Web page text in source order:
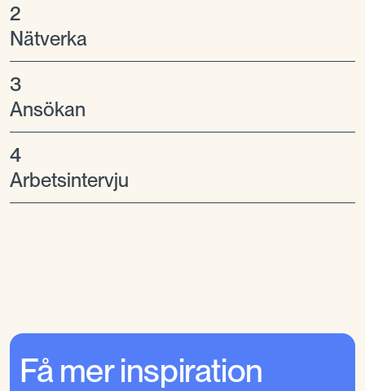
2
Nätverka
3
Ansökan
4
Arbetsintervju
Få mer inspiration